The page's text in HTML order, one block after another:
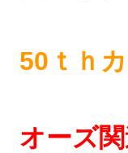
50ｔｈ
オーズ